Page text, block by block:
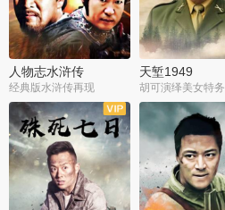
人物志水浒传
经典版水浒传再现
天堑1949
胡可演绎美女特务
全34集
全21集